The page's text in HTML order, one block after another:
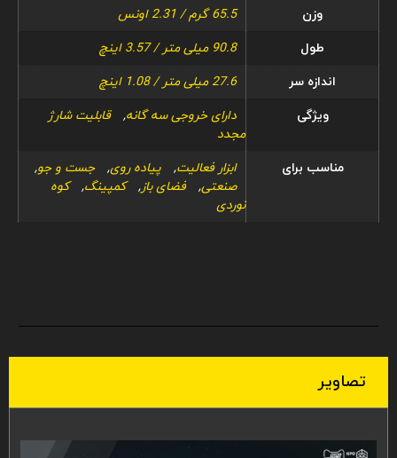
وزن
65.5 گرم / 2.31 اونس
طول
90.8 میلی متر / 3.57 اینچ
اندازه سر
27.6 میلی متر / 1.08 اینچ
ویژگی
دارای خروجی سه گانه,
قابلیت شارژ
مجدد
مناسب برای
ابزار فعالیت, پیاده روی, جست و جو,
صنعتی, فضای باز, کمپینگ,
کوه
نوردی
تصاویر